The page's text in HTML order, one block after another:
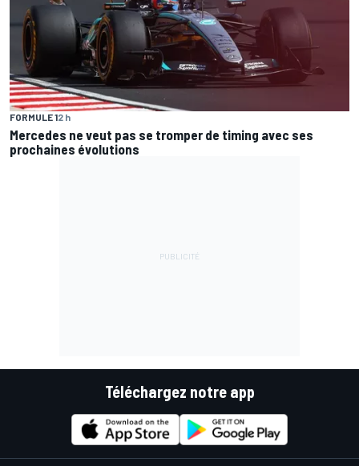
FORMULE 12 h
Mercedes ne veut pas se tromper de timing avec ses
prochaines évolutions
Téléchargez notre app